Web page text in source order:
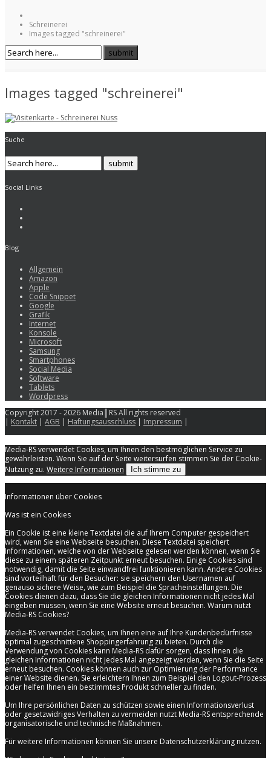
Schreinerei
Images tagged "schreinerei"
Images tagged "schreinerei"
Suche
Social Links
Blog
Allgemein
Amazon
Apple
Code Snippet
Google
Grafik
Internet
Konsole
Microsoft
Samsung
Smartphones
Social Media
Software
Tablets
Wordpress
Copyright 2017 - 2026 Media║RS All rights reserved
| Kontakt | AGB | Haftungsausschluss | Impressum |
Media-RS verwendet Cookies, um Ihnen den bestmöglichen Service zu
gewährleisten. Wenn Sie auf der Seite weitersurfen stimmen Sie der Cookie-
Nutzung zu. Weitere Informationen Ich stimme zu
Informationen über Cookies
Was ist ein Cookies
Ein Cookie ist eine kleine Textdatei die auf Ihrem Computer gespeichert
wird, wenn Sie eine Webseite besuchen. Diese Textdatei speichert
Informationen, welche von der Webseite gelesen werden können, wenn Sie
diese zu einem späteren Zeitpunkt erneut besuchen. Einige Cookies sind
notwendig, damit die Seite einwandfrei funktionieren kann. Andere Cookies
sind vorteilhaft für den Besucher: sie speichern den Usernamen auf
genauso sichere Weise, wie zum Beispiel die Spracheinstellungen. Die
Cookies dienen dazu, dass Sie die gleichen Informationen nicht jedes Mal
eingeben müssen, wenn Sie eine Website erneut besuchen. Warum nutzt
Media-RS Cookies?
Media-RS verwendet Cookies, um Ihnen eine auf Ihre Kundenbedürfnisse
optimal zugeschnittene Shoppingerfahrung zu bieten. Durch die
Verwendung von Cookies kann Media-RS dafür sorgen, dass Ihnen die
gleichen Informationen nicht jedes Mal angezeigt werden, wenn Sie die Seite
erneut besuchen. Cookies können auch zur Optimierung der Performance
einer Website dienen. Sie erleichtern Ihnen zum Beispiel den Logout-Prozess
oder helfen Ihnen ein bestimmtes Produkt schneller zu finden.
Um Ihre persönlichen Daten zu schützen sowie einen Informationsverlust
oder gesetzwidriges Verhalten zu vermeiden nutzt Media-RS entsprechende
organisatorische und technische Maßnahmen.
Für weitere Informationen können Sie unsere Datenschutzerklärung nutzen.